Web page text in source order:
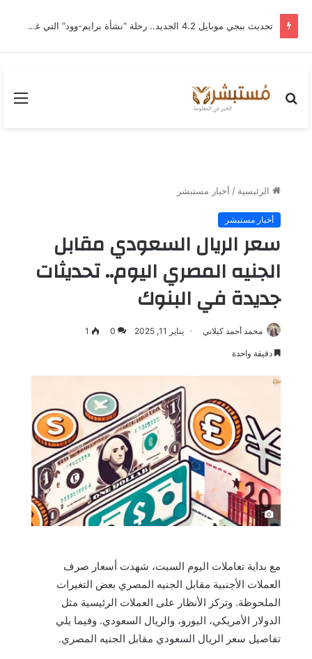
تحديث ببجي موبايل 4.2 الجديد.. رحلة “نشأة برايم-وود” التي غيّرت وجه إرانجل إلى الأبد
بحث
الرئيسية / أخبار مستبشر
أخبار مستبشر
سعر الريال السعودي مقابل
الجنيه المصري اليوم.. تحديثات
جديدة في البنوك
محمد أحمد كيلاني يناير 11, 2025 0
1
دقيقة واحدة
َ
مع بداية تعاملات اليوم السبت، شهدت أسعار صرف
العملات الأجنبية مقابل الجنيه المصري بعض التغيرات
الملحوظة. وتركز الأنظار على العملات الرئيسية مثل
الدولار الأمريكي، اليورو، والريال السعودي. وفيما يلي
تفاصيل سعر الريال السعودي مقابل الجنيه المصري.